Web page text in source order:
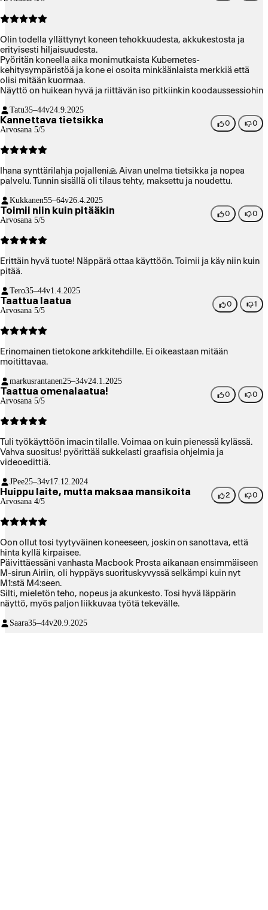
Olin todella yllättynyt koneen tehokkuudesta, akkukestosta ja
erityisesti hiljaisuudesta.
Pyöritän koneella aika monimutkaista Kubernetes-
kehitysympäristöä ja kone ei osoita minkäänlaista merkkiä että
olisi mitään kuormaa.
Näyttö on huikean hyvä ja riittävän iso pitkiinkin koodaussessiohin
Tatu35–44v24.9.2025
Kannettava tietsikka
Arvosana 5/5
0 0
Ihana synttärilahja pojalleni🙏 Aivan unelma tietsikka ja nopea
palvelu. Tunnin sisällä oli tilaus tehty, maksettu ja noudettu.
Kukkanen55–64v26.4.2025
Toimii niin kuin pitääkin
Arvosana 5/5
0 0
Erittäin hyvä tuote! Näppärä ottaa käyttöön. Toimii ja käy niin kuin
pitää.
Tero35–44v1.4.2025
Taattua laatua
Arvosana 5/5
0 1
Erinomainen tietokone arkkitehdille. Ei oikeastaan mitään
moitittavaa.
markusrantanen25–34v24.1.2025
Taattua omenalaatua!
Arvosana 5/5
0 0
Tuli työkäyttöön imacin tilalle. Voimaa on kuin pienessä kylässä.
Vahva suositus! pyörittää sukkelasti graafisia ohjelmia ja
videoedittiä.
JPee25–34v17.12.2024
Huippu laite, mutta maksaa mansikoita
Arvosana 4/5
2 0
Oon ollut tosi tyytyväinen koneeseen, joskin on sanottava, että
hinta kyllä kirpaisee.
Päivittäessäni vanhasta Macbook Prosta aikanaan ensimmäiseen
M-sirun Airiin, oli hyppäys suorituskyvyssä selkämpi kuin nyt
M1:stä M4:seen.
Silti, mieletön teho, nopeus ja akunkesto. Tosi hyvä läppärin
näyttö, myös paljon liikkuvaa työtä tekevälle.
Saara35–44v20.9.2025